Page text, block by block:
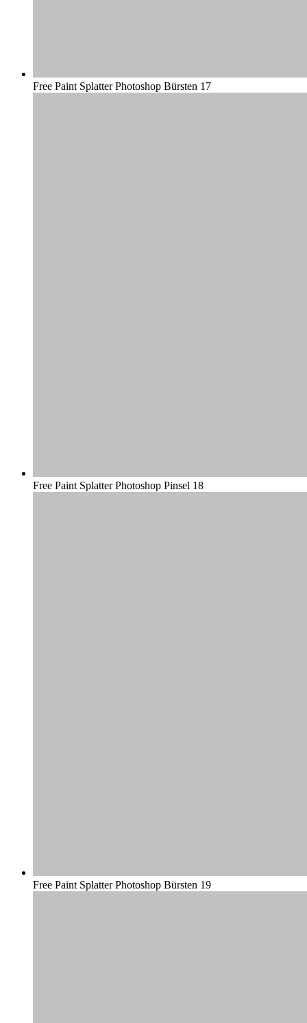
Free Paint Splatter Photoshop Bürsten 17
Free Paint Splatter Photoshop Pinsel 18
Free Paint Splatter Photoshop Bürsten 19